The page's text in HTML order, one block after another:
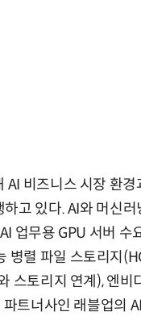
비즈니스 시장 환
고 있다. AI와 머신
업무용 GPU 서버 수
렬 파일 스토리지
스토리지 연계), 엔비
트너사인 래블업의